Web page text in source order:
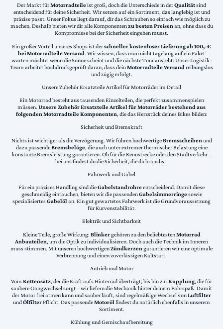
Der Markt fürMotorradteileist groß, doch die Unterschiede in derQualitätsind
entscheidend für deine Sicherheit. Wir setzen auf ein Sortiment, das langlebig ist und
präzise passt. Unser Fokus liegt darauf, dir das Schrauben so einfach wie möglich zu
machen. Deshalb bieten wir dir alle Komponentenzu besten Preisenan, ohne dass du
Kompromisse bei der Sicherheit eingehen musst.
Ein großer Vorteil unseres Shops ist derschneller kostenloser Lieferung ab 100,-€
bei Motorradteile Versand. Wir wissen, dass man nicht tagelang auf ein Paket
warten möchte, wenn die Sonne scheint und die nächste Tour ansteht. Unser Logistik-
Team arbeitet hochdruckgeprüft daran, dass deinMotorradteile Versand reibungslos
und zügig erfolgt.
Unsere Zubehör Ersatzteile Artikel für Motorräder im Detail
Ein Motorrad besteht aus tausenden Einzelteilen, die perfekt zusammenspielen
müssen. Unsere Zubehör Ersatzteile Artikel für Motorräder bestehend aus
folgenden Motorradteile Komponenten, die das Herzstück deines Bikes bilden:
Sicherheit und Bremskraft
Nichts ist wichtiger als die Verzögerung. Wir führen hochwertigeBremsscheiben und
dazu passendeBremsbeläge, die auch unter extremer thermischer Belastung eine
konstante Bremsleistung garantieren. Ob für die Rennstrecke oder den Stadtverkehr –
bei uns findest du die Sicherheit, die du brauchst.
Fahrwerk und Gabel
Für ein präzises Handling sind dieGabelstandrohreentscheidend. Damit diese
geschmeidig eintauchen, bieten wir die passendenGabelsimmerringesowie
spezialisiertesGabelölan. Ein gut gewartetes Fahrwerk ist die Grundvoraussetzung
für Kurvenstabilität.
Elektrik und Sichtbarkeit
Kleine Teile, große Wirkung: Blinkergehören zu den beliebtestenMotorrad
Anbauteilen, um die Optik zu individualisieren. Doch auch die Technik im Inneren
muss stimmen. Mit unseren hochwertigenZündkerzen garantieren wir eine optimale
Verbrennung und einen zuverlässigen Kaltstart.
Antrieb und Motor
VomKettensatz, der die Kraft aufs Hinterrad überträgt, bis hin zurKupplung, die für
saubere Gangwechsel sorgt – wir liefern die Mechanik hinter deinem Fahrspaß. Damit
der Motor frei atmen kann und sauber läuft, sind regelmäßige Wechsel vonLuftfilter
undÖlfilterPflicht. Das passendeMotorölfindest du natürlich ebenfalls in unserem
Sortiment.
Kühlung und Gemischaufbereitung